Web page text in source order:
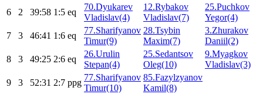
6
2 39:58 1:5 eq
70.Dyukarev
Vladislav(4)
12.Rybakov
Vladislav(7)
25.Puchkov
Yegor(4)
7
3 46:41 1:6 eq
77.Sharifyanov
Timur(9)
28.Tsybin
Maxim(7)
3.Zhurakov
Daniil(2)
8
3 49:25 2:6 eq
26.Urulin
Stepan(4)
25.Sedantsov
Oleg(10)
9.Myagkov
Vladislav(3)
9
3 52:31 2:7 ppg
77.Sharifyanov
Timur(10)
85.Fazylzyanov
Kamil(8)